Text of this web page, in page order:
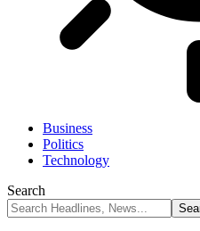
Business
Politics
Technology
Search